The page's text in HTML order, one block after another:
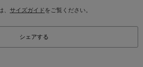
サイズガイドをご覧ください。
シェアする